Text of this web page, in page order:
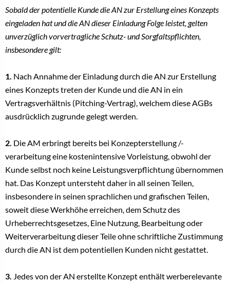
Sobald der potentielle Kunde die AN zur Erstellung eines Konzepts
eingeladen hat und die AN dieser Einladung Folge leistet, gelten
unverzüglich vorvertragliche Schutz- und Sorgfaltspflichten,
insbesondere gilt:
1. Nach Annahme der Einladung durch die AN zur Erstellung
eines Konzepts treten der Kunde und die AN in ein
Vertragsverhältnis (Pitching-Vertrag), welchem diese AGBs
ausdrücklich zugrunde gelegt werden.
2. Die AM erbringt bereits bei Konzepterstellung /-
verarbeitung eine kostenintensive Vorleistung, obwohl der
Kunde selbst noch keine Leistungsverpflichtung übernommen
hat. Das Konzept untersteht daher in all seinen Teilen,
insbesondere in seinen sprachlichen und grafischen Teilen,
soweit diese Werkhöhe erreichen, dem Schutz des
Urheberrechtsgesetzes, Eine Nutzung, Bearbeitung oder
Weiterverarbeitung dieser Teile ohne schriftliche Zustimmung
durch die AN ist dem potentiellen Kunden nicht gestattet.
3. Jedes von der AN erstellte Konzept enthält werberelevante